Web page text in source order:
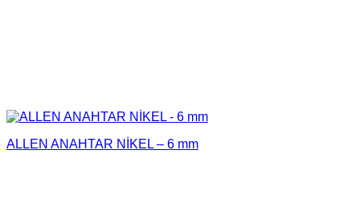
ALLEN ANAHTAR NİKEL – 6 mm